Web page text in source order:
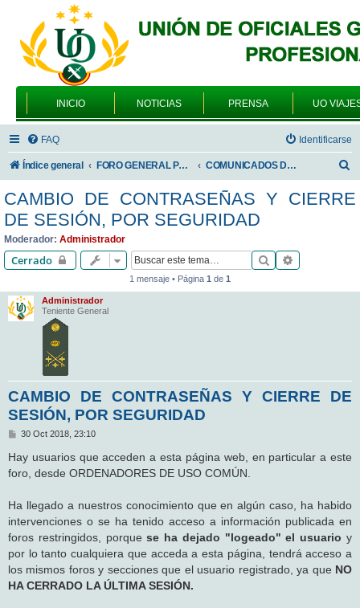
INICIO NOTICIAS PRENSA UO
FAQ Identificarse
Índice general FORO GENERAL PARA TODOS LOS USUARIOS COMUNICADOS DE LA UNIÓN DE OFICIALES
s
CAMBIO DE CONTRASEÑAS Y CIERRE
DE SESIÓN, POR SEGURIDAD
Moderador: Administrador
Cerrado Buscar
1 mensaje • Página 1 de 1
Administrador
Teniente General
CAMBIO DE CONTRASEÑAS Y CIERRE DE
SESIÓN, POR SEGURIDAD
M
n
s
a
30 Oct 2018, 23:10
Hay usuarios que acceden a esta página web, en particular a este
foro, desde ORDENADORES DE USO COMÚN.
Ha llegado a nuestros conocimiento que en algún caso, ha habido
intervenciones o se ha tenido acceso a información publicada en
foros restringidos, porquese ha dejado "logeado" el usuario y
por lo tanto cualquiera que acceda a esta página, tendrá acceso a
los mismos foros y secciones que el usuario registrado, ya que NO
HA CERRADO LA ÚLTIMA SESIÓN.